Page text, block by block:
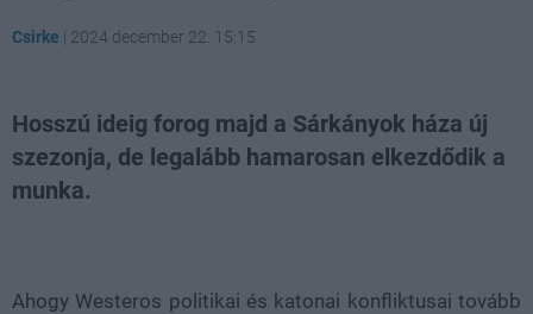
Csirke | 2024 december 22. 15:15
Hosszú ideig forog majd a Sárkányok háza új
szezonja, de legalább hamarosan elkezdődik a
munka.
Ahogy Westeros politikai és katonai konfliktusai tovább